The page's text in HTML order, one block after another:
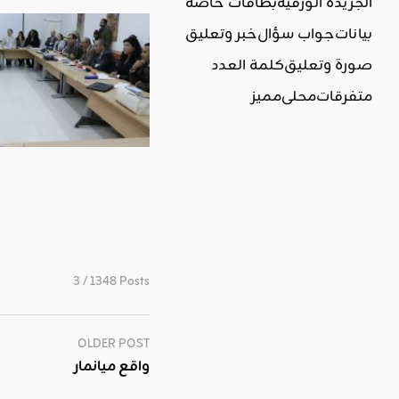
3 / 1348 Posts
OLDER POST
واقع ميانمار
بياناتجواب سؤالخبر وتعليق
صورة وتعليقكلمة العدد
متفرقاتمحليمميز